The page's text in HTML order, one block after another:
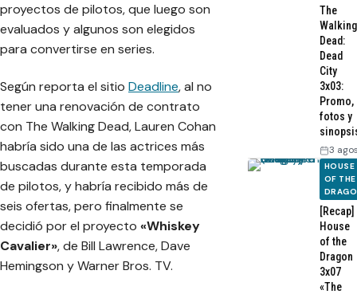
proyectos de pilotos, que luego son
evaluados y algunos son elegidos
para convertirse en series.
Según reporta el sitio Deadline, al no
tener una renovación de contrato
con The Walking Dead, Lauren Cohan
habría sido una de las actrices más
buscadas durante esta temporada
de pilotos, y habría recibido más de
seis ofertas, pero finalmente se
decidió por el proyecto «Whiskey
Cavalier», de Bill Lawrence, Dave
Hemingson y Warner Bros. TV.
The
Walking
Dead:
Dead
City
3x03:
Promo,
fotos y
3
HOUSE
OF THE
[Recap]
House
of the
Dragon
3x07
«The